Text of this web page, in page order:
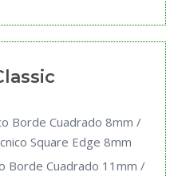
Borde Cuadrado 8mm /
Square Edge 8mm
Borde Cuadrado 11mm /